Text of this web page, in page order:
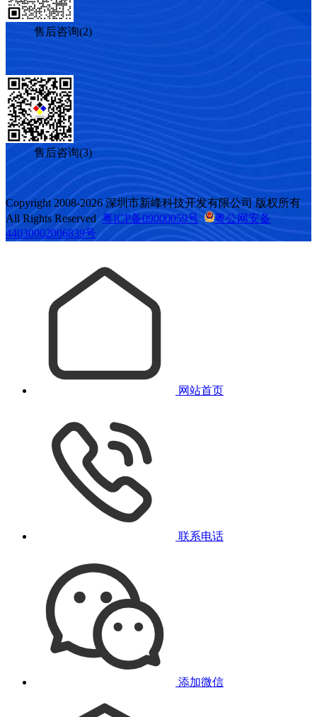
售后咨询(2)
售后咨询(3)
Copyright 2008-2026 深圳市新峰科技开发有限公司 版权所有
All Rights Reserved 粤ICP备09000059号
粤公网安备
44030002006839号
网站首页
联系电话
添加微信